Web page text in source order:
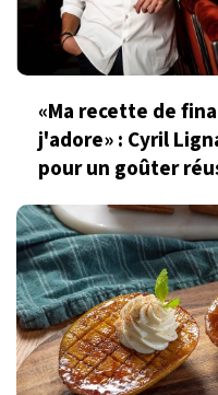
«Ma recette de
j'adore» : Cyril
pour un goûter